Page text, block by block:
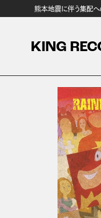
熊本地震に伴う集配
KING